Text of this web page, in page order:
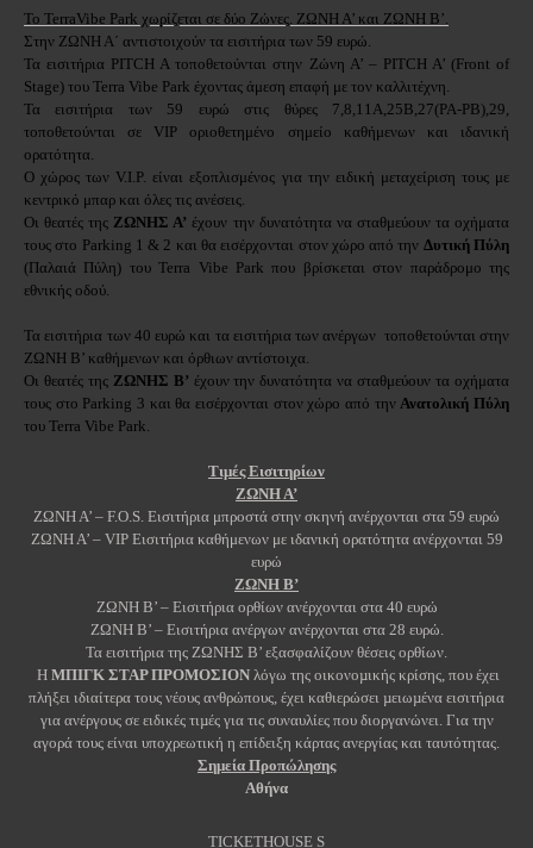
Το TerraVibe Park χωρίζεται σε δύο Ζώνες. ΖΩΝΗ Α’ και ΖΩΝΗ Β’.
Στην ΖΩΝΗ Α΄ αντιστοιχούν τα εισιτήρια των 59 ευρώ.
Τα εισιτήρια PITCH A τοποθετούνται στην Ζώνη Α’ – PITCH A’ (Front of
Stage) του Terra Vibe Park έχοντας άμεση επαφή με τον καλλιτέχνη.
Τα εισιτήρια των 59 ευρώ στις θύρες 7,8,11Α,25Β,27(PA-PB),29,
τοποθετούνται σε VIP οριοθετημένο σημείο καθήμενων και ιδανική
ορατότητα.
Ο χώρος των V.I.P. είναι εξοπλισμένος για την ειδική μεταχείριση τους με
κεντρικό μπαρ και όλες τις ανέσεις.
Οι θεατές της ΖΩΝΗΣ Α’ έχουν την δυνατότητα να σταθμεύουν τα οχήματα
τους στο Parking 1 & 2 και θα εισέρχονται στον χώρο από την Δυτική Πύλη
(Παλαιά Πύλη) του Terra Vibe Park που βρίσκεται στον παράδρομο της
εθνικής οδού.
Τα εισιτήρια των 40 ευρώ και τα εισιτήρια των ανέργων τοποθετούνται στην
ΖΩΝΗ Β’ καθήμενων και όρθιων αντίστοιχα.
Οι θεατές της ΖΩΝΗΣ Β’ έχουν την δυνατότητα να σταθμεύουν τα οχήματα
τους στο Parking 3 και θα εισέρχονται στον χώρο από την Ανατολική Πύλη
του Terra Vibe Park.
Τιμές Εισιτηρίων
ΖΩΝΗ Α’
ΖΩΝΗ Α’ – F.O.S. Εισιτήρια μπροστά στην σκηνή ανέρχονται στα 59 ευρώ
ΖΩΝΗ Α’ – VIP Εισιτήρια καθήμενων με ιδανική ορατότητα ανέρχονται 59
ευρώ
ΖΩΝΗ Β’
ΖΩΝΗ Β’ – Εισιτήρια ορθίων ανέρχονται στα 40 ευρώ
ΖΩΝΗ Β’ – Εισιτήρια ανέργων ανέρχονται στα 28 ευρώ.
Τα εισιτήρια της ΖΩΝΗΣ Β’ εξασφαλίζουν θέσεις ορθίων.
Η ΜΠΙΓΚ ΣΤΑΡ ΠΡΟΜΟΣΙΟΝ λόγω της οικονοµικής κρίσης, που έχει
πλήξει ιδιαίτερα τους νέους ανθρώπους, έχει καθιερώσει µειωµένα εισιτήρια
για ανέργους σε ειδικές τιµές για τις συναυλίες που διοργανώνει. Για την
αγορά τους είναι υποχρεωτική η επίδειξη κάρτας ανεργίας και ταυτότητας.
Σημεία Προπώλησης
Αθήνα
TICKETHOUSE S